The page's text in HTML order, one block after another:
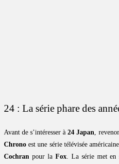
24 : La série phare des
Avant de s’intéresser à24 Japan ,
Chrono est une série télévisée
Cochran pour la Fox. La série met en